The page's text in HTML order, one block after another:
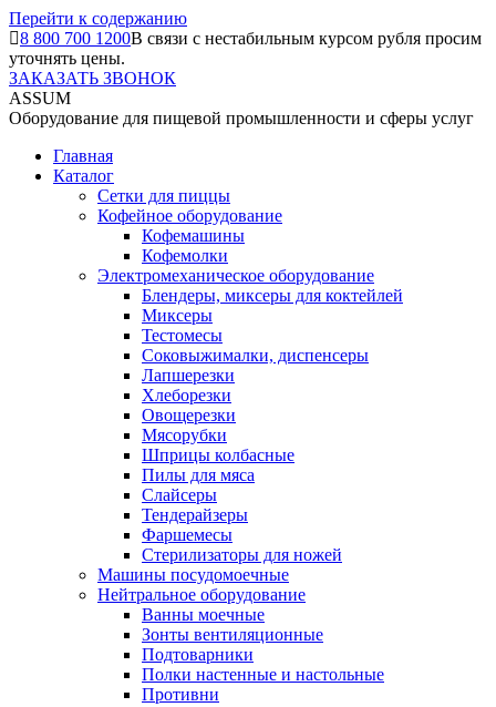
Перейти к содержанию
8 800 700 1200В связи с нестабильным курсом рубля просим
уточнять цены.
ЗАКАЗАТЬ ЗВОНОК
ASSUM
Оборудование для пищевой промышленности и сферы услуг
Главная
Каталог
Сетки для пиццы
Кофейное оборудование
Кофемашины
Кофемолки
Электромеханическое оборудование
Блендеры, миксеры для коктейлей
Миксеры
Тестомесы
Соковыжималки, диспенсеры
Лапшерезки
Хлеборезки
Овощерезки
Мясорубки
Шприцы колбасные
Пилы для мяса
Слайсеры
Тендерайзеры
Фаршемесы
Стерилизаторы для ножей
Машины посудомоечные
Нейтральное оборудование
Ванны моечные
Зонты вентиляционные
Подтоварники
Полки настенные и настольные
Противни